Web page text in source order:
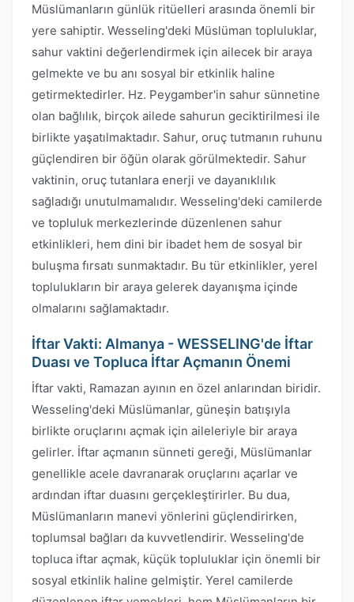
Müslümanların günlük ritüelleri arasında önemli bir
yere sahiptir. Wesseling'deki Müslüman topluluklar,
sahur vaktini değerlendirmek için ailecek bir araya
gelmekte ve bu anı sosyal bir etkinlik haline
getirmektedirler. Hz. Peygamber'in sahur sünnetine
olan bağlılık, birçok ailede sahurun geciktirilmesi ile
birlikte yaşatılmaktadır. Sahur, oruç tutmanın ruhunu
güçlendiren bir öğün olarak görülmektedir. Sahur
vaktinin, oruç tutanlara enerji ve dayanıklılık
sağladığı unutulmamalıdır. Wesseling'deki camilerde
ve topluluk merkezlerinde düzenlenen sahur
etkinlikleri, hem dini bir ibadet hem de sosyal bir
buluşma fırsatı sunmaktadır. Bu tür etkinlikler, yerel
toplulukların bir araya gelerek dayanışma içinde
olmalarını sağlamaktadır.
İftar Vakti: Almanya - WESSELING'de İftar
Duası ve Topluca İftar Açmanın Önemi
İftar vakti, Ramazan ayının en özel anlarından biridir.
Wesseling'deki Müslümanlar, güneşin batışıyla
birlikte oruçlarını açmak için aileleriyle bir araya
gelirler. İftar açmanın sünneti gereği, Müslümanlar
genellikle acele davranarak oruçlarını açarlar ve
ardından iftar duasını gerçekleştirirler. Bu dua,
Müslümanların manevi yönlerini güçlendirirken,
toplumsal bağları da kuvvetlendirir. Wesseling'de
topluca iftar açmak, küçük topluluklar için önemli bir
sosyal etkinlik haline gelmiştir. Yerel camilerde